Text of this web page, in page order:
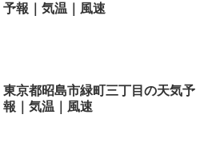
予報｜気温｜風速
東京都昭島市緑町三丁目の天気予
報｜気温｜風速